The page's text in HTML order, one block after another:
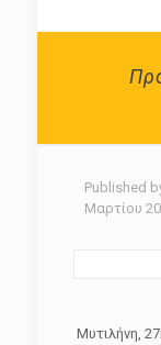
Published
Μαρτίου
Μυτιλήνη,